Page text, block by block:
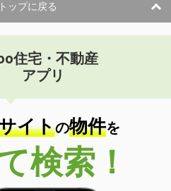
ップに戻る
住宅・不動産
アプリ
イトの物件を
検索！